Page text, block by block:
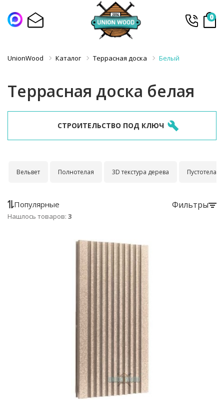
0
UnionWood Каталог Террасная доска Белый
Террасная доска белая
СТРОИТЕЛЬСТВО ПОД КЛЮЧ
Вельвет Полнотелая 3D текстура дерева Пустотелая
Популярные Фильтры
Нашлось товаров: 3